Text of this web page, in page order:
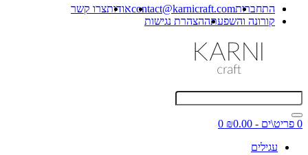
התחברותcontact@karnicraft.comאודותצרו קשר
קורונה והשפעתההצהרת נגישות
0 פריט\ים - ₪0.00
0
עגילים